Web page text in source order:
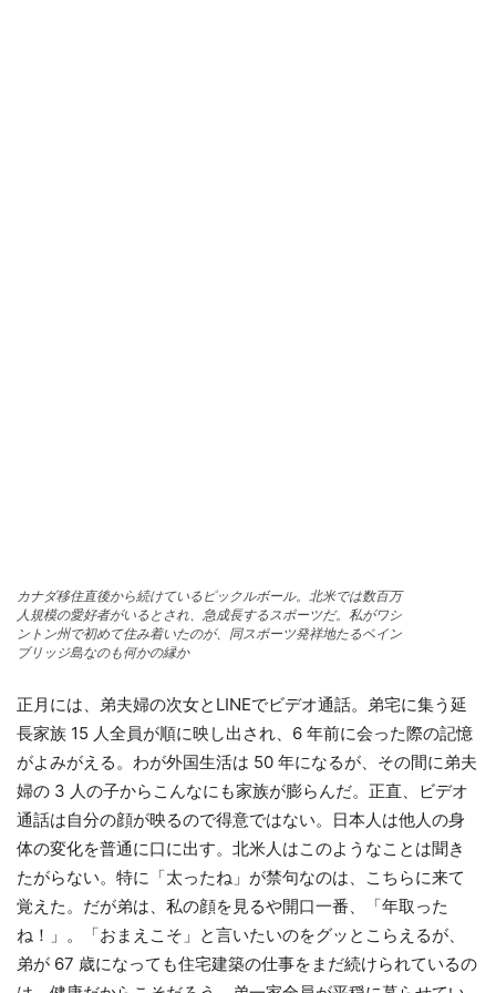
カナダ移住直後から続けているピックルボール。北米では数百万
人規模の愛好者がいるとされ、急成長するスポーツだ。私がワシ
ントン州で初めて住み着いたのが、同スポーツ発祥地たるベイン
ブリッジ島なのも何かの縁か
正月には、弟夫婦の次女とLINEでビデオ通話。弟宅に集う延
長家族 15 人全員が順に映し出され、6 年前に会った際の記憶
がよみがえる。わが外国生活は 50 年になるが、その間に弟夫
婦の 3 人の子からこんなにも家族が膨らんだ。正直、ビデオ
通話は自分の顔が映るので得意ではない。日本人は他人の身
体の変化を普通に口に出す。北米人はこのようなことは聞き
たがらない。特に「太ったね」が禁句なのは、こちらに来て
覚えた。だが弟は、私の顔を見るや開口一番、「年取った
ね！」。「おまえこそ」と言いたいのをグッとこらえるが、
弟が 67 歳になっても住宅建築の仕事をまだ続けられているの